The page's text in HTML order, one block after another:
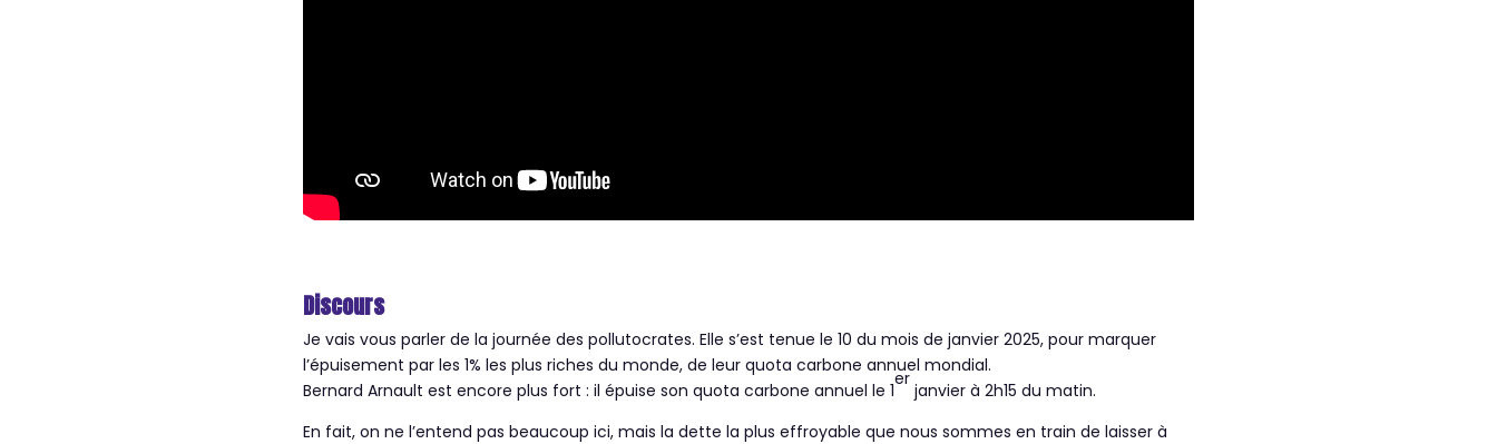
Discours
Je vais vous parler de la journée des pollutocrates. Elle s’est tenue le 10 du mois de janvier 2025, pour marquer
l’épuisement par les 1% les plus riches du monde, de leur quota carbone annuel mondial.
Bernard Arnault est encore plus fort : il épuise son quota carbone annuel le 1
er
janvier à 2h15 du matin.
En fait, on ne l’entend pas beaucoup ici, mais la dette la plus effroyable que nous sommes en train de laisser à